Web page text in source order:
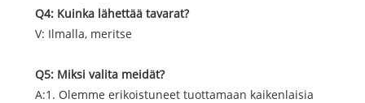
Q4: Kuinka lähettää tavarat?
V: Ilmalla, meritse
Q5: Miksi valita meidät?
A:1. Olemme erikoistuneet tuottamaan kaikenlaisia ​​